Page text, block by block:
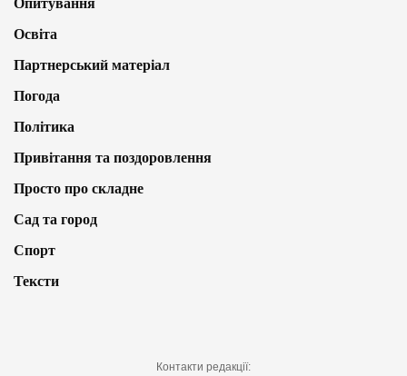
Опитування
Освіта
Партнерський матеріал
Погода
Політика
Привітання та поздоровлення
Просто про складне
Сад та город
Спорт
Тексти
Контакти редакції: